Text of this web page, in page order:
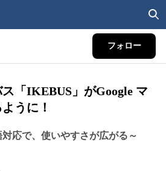
フォロー
「IKEBUS」がGoogle マ
うに！
応で、使いやすさが広がる～